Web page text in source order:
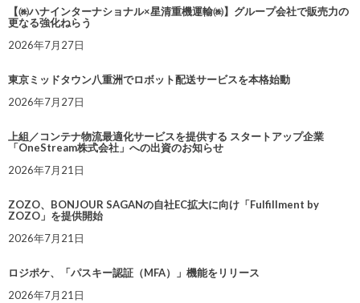
【㈱ハナインターナショナル×星清重機運輸㈱】グループ会社で販売力の
更なる強化ねらう
2026年7月27日
東京ミッドタウン八重洲でロボット配送サービスを本格始動
2026年7月27日
上組／コンテナ物流最適化サービスを提供する スタートアップ企業
「OneStream株式会社」への出資のお知らせ
2026年7月21日
ZOZO、BONJOUR SAGANの自社EC拡大に向け「Fulfillment by
ZOZO」を提供開始
2026年7月21日
ロジポケ、「パスキー認証（MFA）」機能をリリース
2026年7月21日